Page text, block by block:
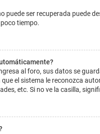
puede ser recuperada puede
tiempo.
al foro, sus datos se
el sistema le reconozca
etc. Si no ve la casilla,